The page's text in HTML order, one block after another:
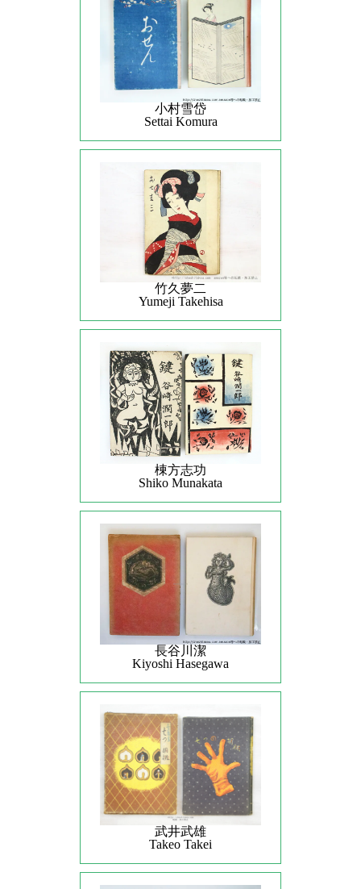
小村雪岱
Settai Komura
竹久夢二
Yumeji Takehisa
棟方志功
Shiko Munakata
長谷川潔
Kiyoshi Hasegawa
武井武雄
Takeo Takei